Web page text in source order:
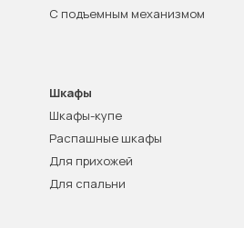
С подъемным механизмом
Шкафы
Шкафы-купе
Распашные шкафы
Для прихожей
Для спальни